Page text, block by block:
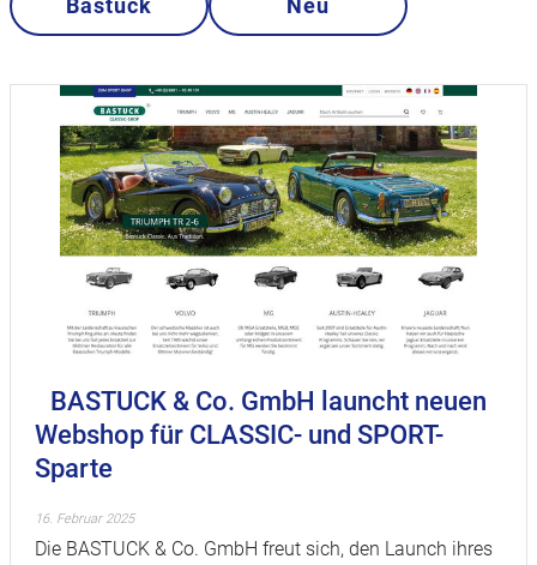
Bastuck Neu
BASTUCK & Co. GmbH launcht neuen
Webshop für CLASSIC- und SPORT-
Sparte
16. Februar 2025
Die BASTUCK & Co. GmbH freut sich, den Launch ihres